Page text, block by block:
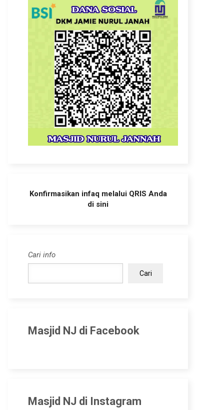
Konfirmasikan infaq melalui QRIS Anda
di sini
Cari info
Cari
Masjid NJ di Facebook
Masjid NJ di Instagram